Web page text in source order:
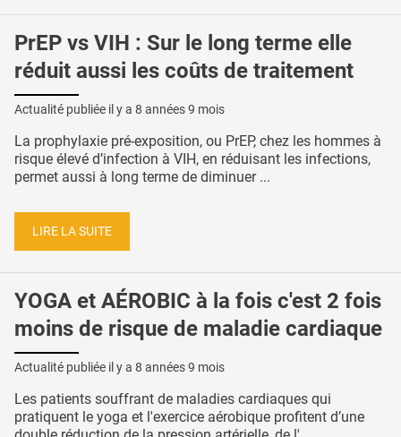
PrEP vs VIH : Sur le long terme elle
réduit aussi les coûts de traitement
Actualité publiée il y a 8 années 9 mois
La prophylaxie pré-exposition, ou PrEP, chez les hommes à
risque élevé d’infection à VIH, en réduisant les infections,
permet aussi à long terme de diminuer ...
LIRE LA SUITE
YOGA et AÉROBIC à la fois c'est 2 fois
moins de risque de maladie cardiaque
Actualité publiée il y a 8 années 9 mois
Les patients souffrant de maladies cardiaques qui
pratiquent le yoga et l'exercice aérobique profitent d’une